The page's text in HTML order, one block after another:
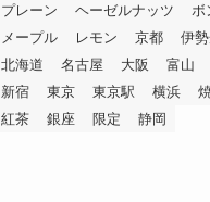
プレーン
ヘーゼルナッツ
ボ
メープル
レモン 京都
伊
北海道
名古屋 大阪 富山
新宿
東京 東京駅 横浜
紅茶
銀座 限定 静岡